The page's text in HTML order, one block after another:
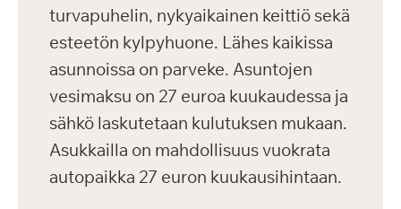
turvapuhelin, nykyaikainen keittiö sekä
esteetön kylpyhuone. Lähes kaikissa
asunnoissa on parveke. Asuntojen
vesimaksu on 27 euroa kuukaudessa ja
sähkö laskutetaan kulutuksen mukaan.
Asukkailla on mahdollisuus vuokrata
autopaikka 27 euron kuukausihintaan.